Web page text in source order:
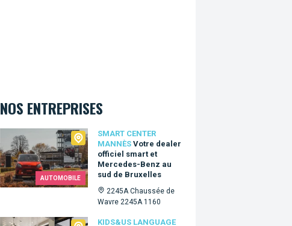
NOS ENTREPRISES
AUTOMOBILE
SMART CENTER
MANNÈS Votre dealer
officiel smart et
Mercedes-Benz au
sud de Bruxelles
2245A Chaussée de
Wavre 2245A 1160
Smart Center Mannès
KIDS&US LANGUAGE
Kids&Us language school - Woluwé